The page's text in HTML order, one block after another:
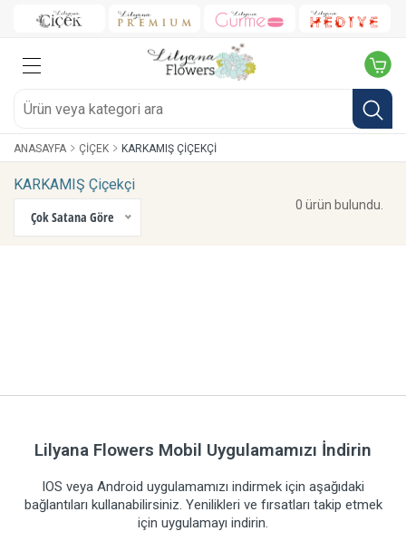
ANASAYFA ÇIÇEK KARKAMIŞ ÇIÇEKÇI
KARKAMIŞ Çiçekçi
Çok Satana Göre
0 ürün bulundu.
Lilyana Flowers Mobil Uygulamamızı İndirin
IOS veya Android uygulamamızı indirmek için aşağıdaki
bağlantıları kullanabilirsiniz. Yenilikleri ve fırsatları takip etmek
için uygulamayı indirin.